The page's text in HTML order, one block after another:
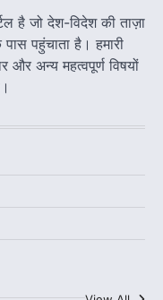
है जो देश-विदेश की ताज़ा
पहुंचाता है। हमारी
और अन्य महत्वपूर्ण विषयों